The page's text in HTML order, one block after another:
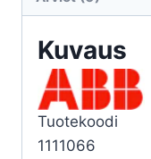
HF
määrä
Kuvaus
Tuotekoodi
1111066